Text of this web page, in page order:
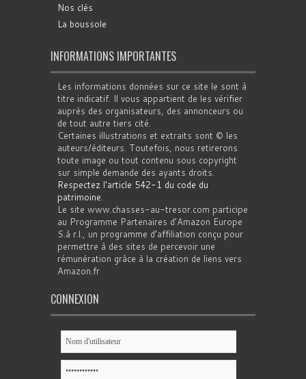
Nos clés
La boussole
INFORMATIONS IMPORTANTES
Les informations données sur ce site le sont à
titre indicatif. Il vous appartient de les vérifier
auprès des organisateurs, des annonceurs ou
de tout autre tiers cité.
Certaines illustrations et extraits sont © les
auteurs/éditeurs. Toutefois, nous retirerons
toute image ou tout contenu sous copyright
sur simple demande des ayants droits.
Respectez l'article 542-1 du code du
patrimoine.
Le site www.chasses-au-tresor.com participe
au Programme Partenaires d’Amazon Europe
S.à r.l., un programme d’affiliation conçu pour
permettre à des sites de percevoir une
rémunération grâce à la création de liens vers
Amazon.fr
CONNEXION